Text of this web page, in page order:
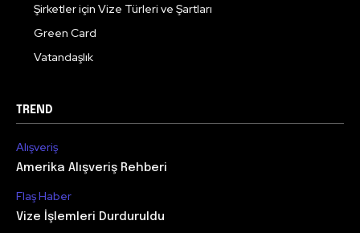
Şirketler için Vize Türleri ve Şartları
Green Card
Vatandaşlık
TREND
Alışveriş
Amerika Alışveriş Rehberi
Flaş Haber
Vize İşlemleri Durduruldu